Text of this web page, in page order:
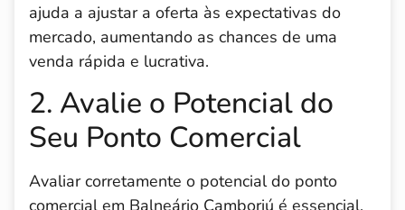
ajuda a ajustar a oferta às expectativas do
mercado, aumentando as chances de uma
venda rápida e lucrativa.
2. Avalie o Potencial do
Seu Ponto Comercial
Avaliar corretamente o potencial do ponto
comercial em Balneário Camboriú é essencial.